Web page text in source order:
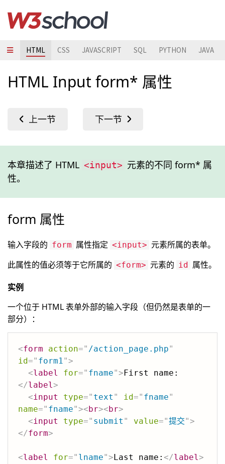
HTML CSS JAVASCRIPT SQL PYTHON JAVA
HTML Input form* 属性
本章描述了 HTML <input> 元素的不同 form* 属
性。
form 属性
输入字段的 form 属性指定 <input> 元素所属的表单。
此属性的值必须等于它所属的 <form> 元素的 id 属性。
实例
一个位于 HTML 表单外部的输入字段（但仍然是表单的一
部分）：
<form action=" /action_page.php"
id=" form1">
<label for=" fname">First name:
</label>
<input type=" text " id=" fname"
name=" fname"><br><br>
<input type=" submit " value="提交">
</form>
<label for=" lname">Last name: </label>